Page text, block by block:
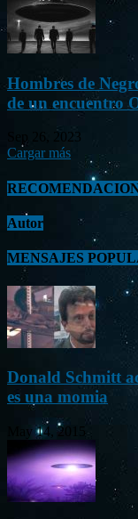
Hombres de
de un encuentro
Sep 26, 2023
Cargar más
Autor
MENSAJES
Donald Schmitt
es una momia
May 14, 2015